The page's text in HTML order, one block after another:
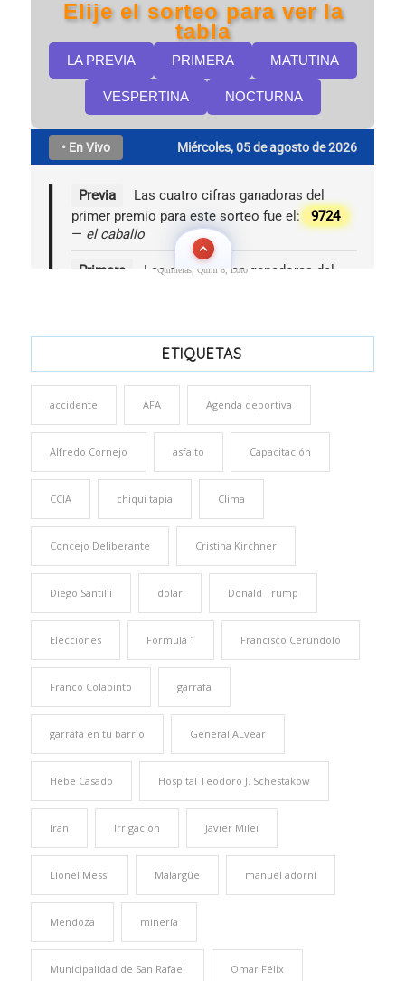
Quinielas, Quini 6, Loto
ETIQUETAS
accidente AFA Agenda deportiva
Alfredo Cornejo asfalto Capacitación
CCIA chiqui tapia Clima
Concejo Deliberante Cristina Kirchner
Diego Santilli dolar Donald Trump
Elecciones Formula 1 Francisco Cerúndolo
Franco Colapinto garrafa
garrafa en tu barrio General ALvear
Hebe Casado Hospital Teodoro J. Schestakow
Iran Irrigación Javier Milei
Lionel Messi Malargüe manuel adorni
Mendoza minería
Municipalidad de San Rafael Omar Félix